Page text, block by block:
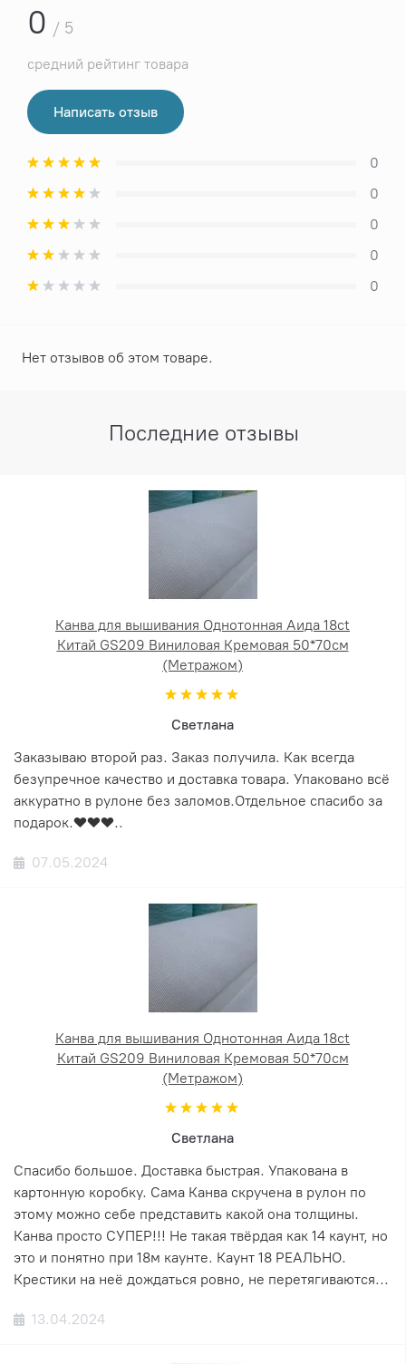
0 / 5
средний рейтинг товара
Написать отзыв
0
0
0
0
0
Нет отзывов об этом товаре.
Последние отзывы
Канва для вышивания Однотонная Аида 18ct
Китай GS209 Виниловая Кремовая 50*70см
(Метражом)
Светлана
Заказываю второй раз. Заказ получила. Как всегда
безупречное качество и доставка товара. Упаковано всё
аккуратно в рулоне без заломов.Отдельное спасибо за
подарок.❤️❤️❤️..
07.05.2024
Канва для вышивания Однотонная Аида 18ct
Китай GS209 Виниловая Кремовая 50*70см
(Метражом)
Светлана
Спасибо большое. Доставка быстрая. Упакована в
картонную коробку. Сама Канва скручена в рулон по
этому можно себе представить какой она толщины.
Канва просто СУПЕР!!! Не такая твёрдая как 14 каунт, но
это и понятно при 18м каунте. Каунт 18 РЕАЛЬНО.
Крестики на неё дождаться ровно, не перетягиваются...
13.04.2024